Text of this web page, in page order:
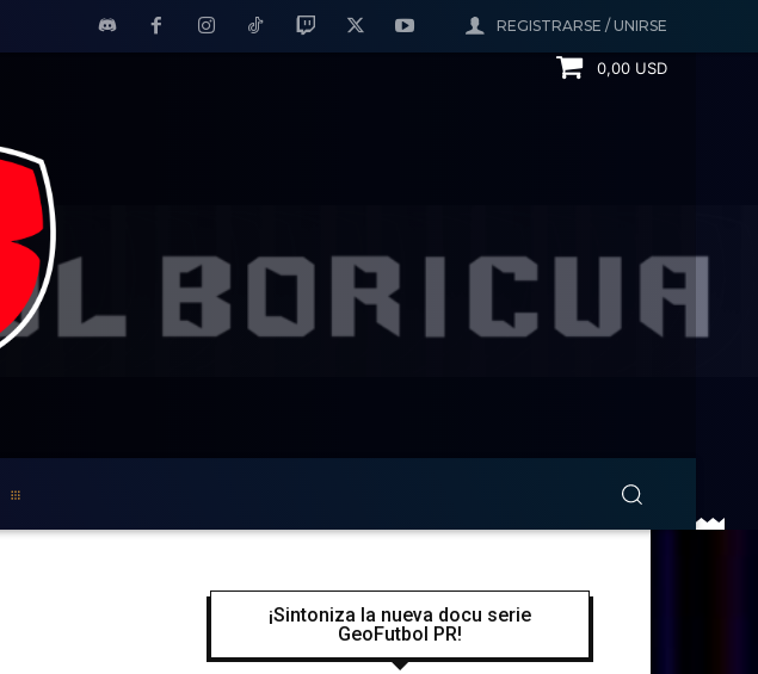
REGISTRARSE / UNIRSE
0,00 USD
¡Sintoniza la nueva docu serie
GeoFutbol PR!